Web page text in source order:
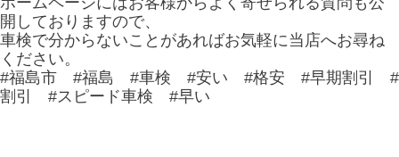
開しておりますので、
車検で分からないことがあればお気軽に当店へお尋ね
ください。
#福島市 #福島 #車検 #安い #格安 #早期割引 #
割引 #スピード車検 #早い